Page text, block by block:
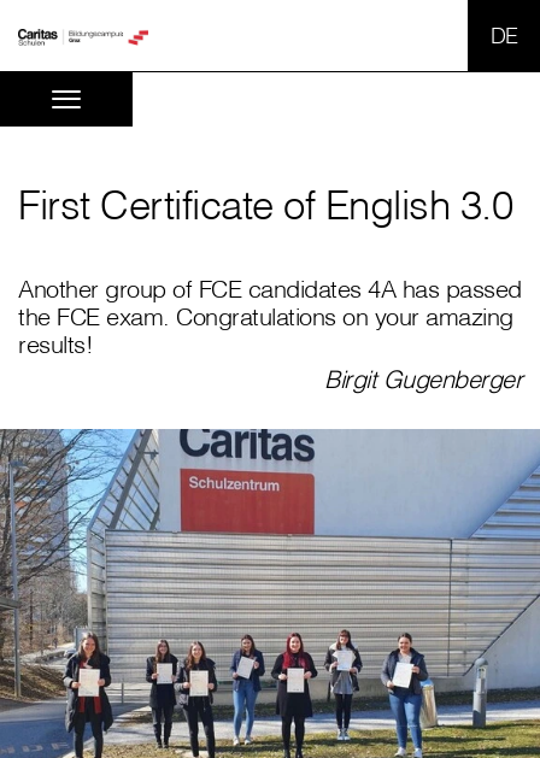
First Certificate of English 3.0
Another group of FCE candidates 4A has passed
the FCE exam. Congratulations on your amazing
results!
Birgit Gugenberger